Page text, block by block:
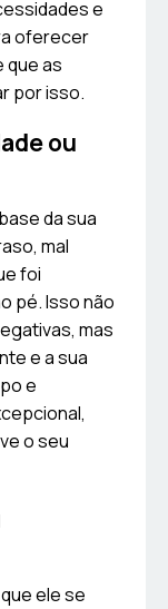
e
oferecer
que as
por isso.
ou
da sua
mal
foi
pé. Isso não
mas
e a sua
e
o seu
ele se